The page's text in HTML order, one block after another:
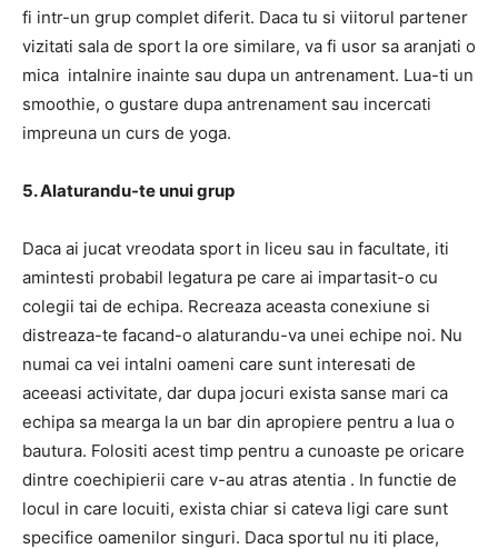
fi intr-un grup complet diferit. Daca tu si viitorul partener
vizitati sala de sport la ore similare, va fi usor sa aranjati o
mica intalnire inainte sau dupa un antrenament. Lua-ti un
smoothie, o gustare dupa antrenament sau incercati
impreuna un curs de yoga.
5. Alaturandu-te unui grup
Daca ai jucat vreodata sport in liceu sau in facultate, iti
amintesti probabil legatura pe care ai impartasit-o cu
colegii tai de echipa. Recreaza aceasta conexiune si
distreaza-te facand-o alaturandu-va unei echipe noi. Nu
numai ca vei intalni oameni care sunt interesati de
aceeasi activitate, dar dupa jocuri exista sanse mari ca
echipa sa mearga la un bar din apropiere pentru a lua o
bautura. Folositi acest timp pentru a cunoaste pe oricare
dintre coechipierii care v-au atras atentia . In functie de
locul in care locuiti, exista chiar si cateva ligi care sunt
specifice oamenilor singuri. Daca sportul nu iti place,